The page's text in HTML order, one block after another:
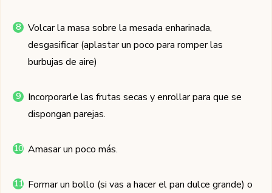
Volcar la masa sobre la mesada enharinada,
desgasificar (aplastar un poco para romper las
burbujas de aire)
Incorporarle las frutas secas y enrollar para que se
dispongan parejas.
Amasar un poco más.
Formar un bollo (si vas a hacer el pan dulce grande) o